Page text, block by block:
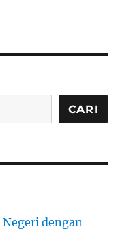
CARI
dengan